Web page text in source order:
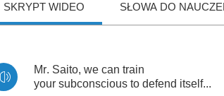
SKRYPT WIDEO SŁOWA DO
Mr. Saito, we can train
your subconscious to defend itself...